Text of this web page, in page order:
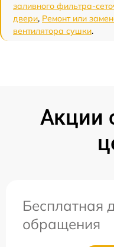
заливного фильтра-
двери, Ремонт или
вентилятора сушки.
Акции
Бесплатная
обращения